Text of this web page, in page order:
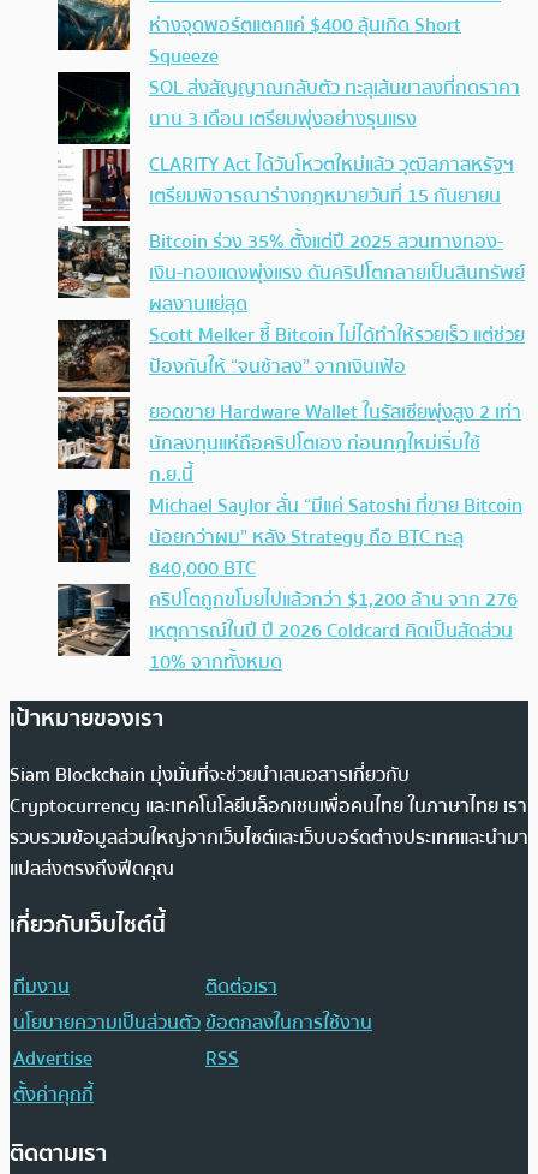
ห่างจุดพอร์ตแตกแค่ $400 ลุ้นเกิด Short
Squeeze
SOL ส่งสัญญาณกลับตัว ทะลุเส้นขาลงที่กดราคา
นาน 3 เดือน เตรียมพุ่งอย่างรุนแรง
CLARITY Act ได้วันโหวตใหม่แล้ว วุฒิสภาสหรัฐฯ
เตรียมพิจารณาร่างกฎหมายวันที่ 15 กันยายน
Bitcoin ร่วง 35% ตั้งแต่ปี 2025 สวนทางทอง-
เงิน-ทองแดงพุ่งแรง ดันคริปโตกลายเป็นสินทรัพย์
ผลงานแย่สุด
Scott Melker ชี้ Bitcoin ไม่ได้ทำให้รวยเร็ว แต่ช่วย
ป้องกันให้ “จนช้าลง” จากเงินเฟ้อ
ยอดขาย Hardware Wallet ในรัสเซียพุ่งสูง 2 เท่า
นักลงทุนแห่ถือคริปโตเอง ก่อนกฎใหม่เริ่มใช้
ก.ย.นี้
Michael Saylor ลั่น “มีแค่ Satoshi ที่ขาย Bitcoin
น้อยกว่าผม” หลัง Strategy ถือ BTC ทะลุ
840,000 BTC
คริปโตถูกขโมยไปแล้วกว่า $1,200 ล้าน จาก 276
เหตุการณ์ในปี ปี 2026 Coldcard คิดเป็นสัดส่วน
10% จากทั้งหมด
เป้าหมายของเรา
Siam Blockchain มุ่งมั่นที่จะช่วยนำเสนอสารเกี่ยวกับ
Cryptocurrency และเทคโนโลยีบล็อกเชนเพื่อคนไทย ในภาษาไทย เรา
รวบรวมข้อมูลส่วนใหญ่จากเว็บไซต์และเว็บบอร์ดต่างประเทศและนำมา
แปลส่งตรงถึงฟีดคุณ
เกี่ยวกับเว็บไซต์นี้
ทีมงาน
ติดต่อเรา
นโยบายความเป็นส่วนตัวข้อตกลงในการใช้งาน
Advertise
RSS
ตั้งค่าคุกกี้
ติดตามเรา